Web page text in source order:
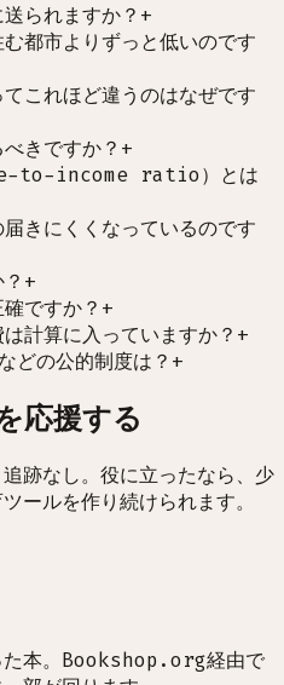
られますか？ +
都市よりずっと低いのです
これほど違うのはなぜです
きですか？ +
to-income ratio）とは
きにくくなっているのです
+
ですか？ +
計算に入っていますか？ +
の公的制度は？ +
応援する
跡なし。役に立ったなら、少
ールを作り続けられます。
た本。Bookshop.org経由で